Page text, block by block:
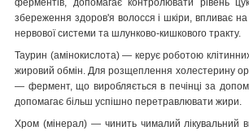
ферментів, допомагає контролювати рівень
збереження здоров'я волосся і шкіри, впливає
нервової системи та шлунково-кишкового тракту.
Таурин (амінокислота) — керує роботою
жировий обмін. Для розщеплення холестерину
— фермент, що виробляється в печінці за
допомагає більш успішно перетравлювати жири.
Хром (мінерал) — чинить чималий лікувальний